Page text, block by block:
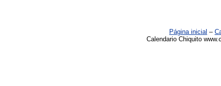
Página inicial –
Calendario Chiquito